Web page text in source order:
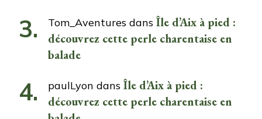
Tom_Aventures dans Île d’Aix à pied :
découvrez cette perle charentaise en
balade
paulLyon dans Île d’Aix à pied :
découvrez cette perle charentaise en